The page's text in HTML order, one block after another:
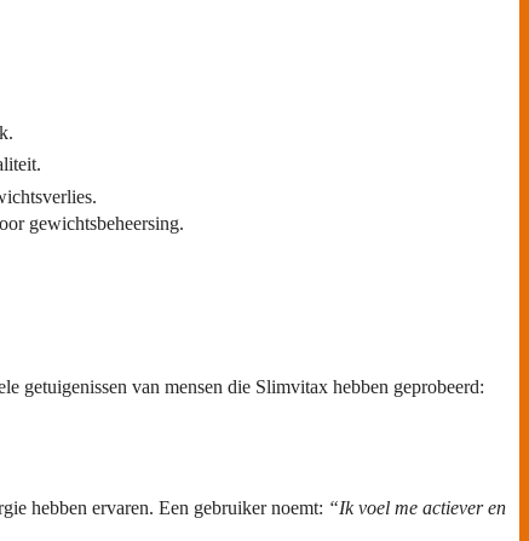
gewichtsbeheersing.
getuigenissen van mensen die Slimvitax hebben geprobeerd:
hebben ervaren. Een gebruiker noemt: “Ik voel me actiever en